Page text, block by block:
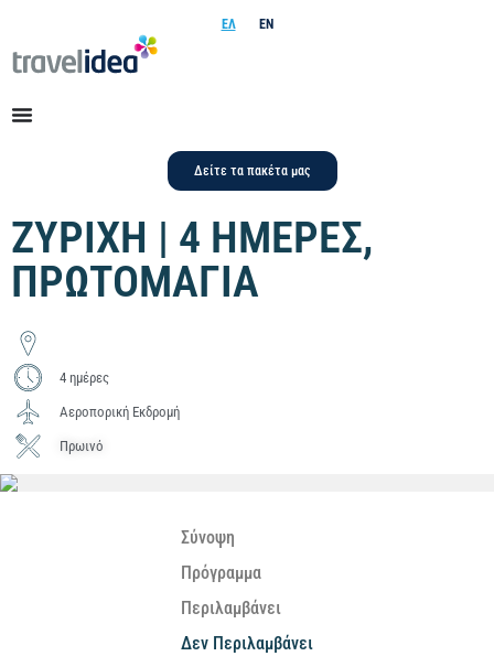
ΕΛ EN
Δείτε τα πακέτα μας
ΖΥΡΙΧΗ | 4 ΗΜΕΡΕΣ,
ΠΡΩΤΟΜΑΓΙΑ
4 ημέρες
Αεροπορική Εκδρομή
Πρωινό
Σύνοψη
Πρόγραμμα
Περιλαμβάνει
Δεν Περιλαμβάνει